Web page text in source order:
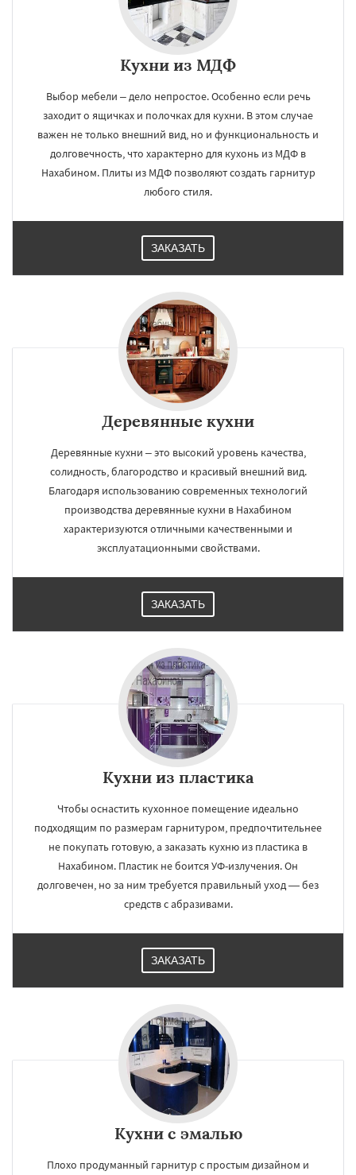
Работаем по
Кухни из МДФ
Выбор мебели – дело непростое. Особенно если речь
заходит о ящичках и полочках для кухни. В этом случае
важен не только внешний вид, но и функциональность и
долговечность, что характерно для кухонь из МДФ в
Нахабином. Плиты из МДФ позволяют создать гарнитур
любого стиля.
ЗАКАЗАТЬ
Деревянные кухни
Деревянные кухни – это высокий уровень качества,
солидность, благородство и красивый внешний вид.
Благодаря использованию современных технологий
производства деревянные кухни в Нахабином
характеризуются отличными качественными и
эксплуатационными свойствами.
ЗАКАЗАТЬ
Кухни из пластика
Чтобы оснастить кухонное помещение идеально
подходящим по размерам гарнитуром, предпочтительнее
не покупать готовую, а заказать кухню из пластика в
Нахабином. Пластик не боится УФ-излучения. Он
долговечен, но за ним требуется правильный уход — без
средств с абразивами.
ЗАКАЗАТЬ
Кухни с эмалью
Плохо продуманный гарнитур с простым дизайном и
УЗНАТЬ ПОДРОБНЕЕ